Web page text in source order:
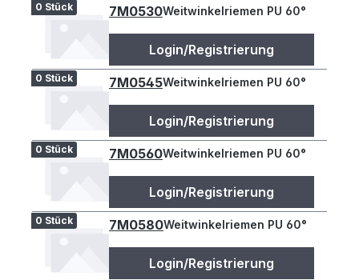
0 Stück 7M0530Weitwinkelriemen PU 60°
Login/Registrierung
0 Stück 7M0545Weitwinkelriemen PU 60°
Login/Registrierung
0 Stück 7M0560Weitwinkelriemen PU 60°
Login/Registrierung
0 Stück 7M0580Weitwinkelriemen PU 60°
Login/Registrierung